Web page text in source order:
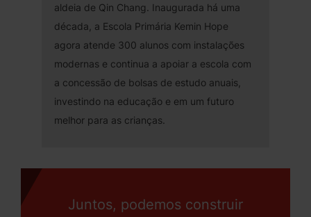
aldeia de Qin Chang. Inaugurada há uma
década, a Escola Primária Kemin Hope
agora atende 300 alunos com instalações
modernas e continua a apoiar a escola com
a concessão de bolsas de estudo anuais,
investindo na educação e em um futuro
melhor para as crianças.
Juntos, podemos construir